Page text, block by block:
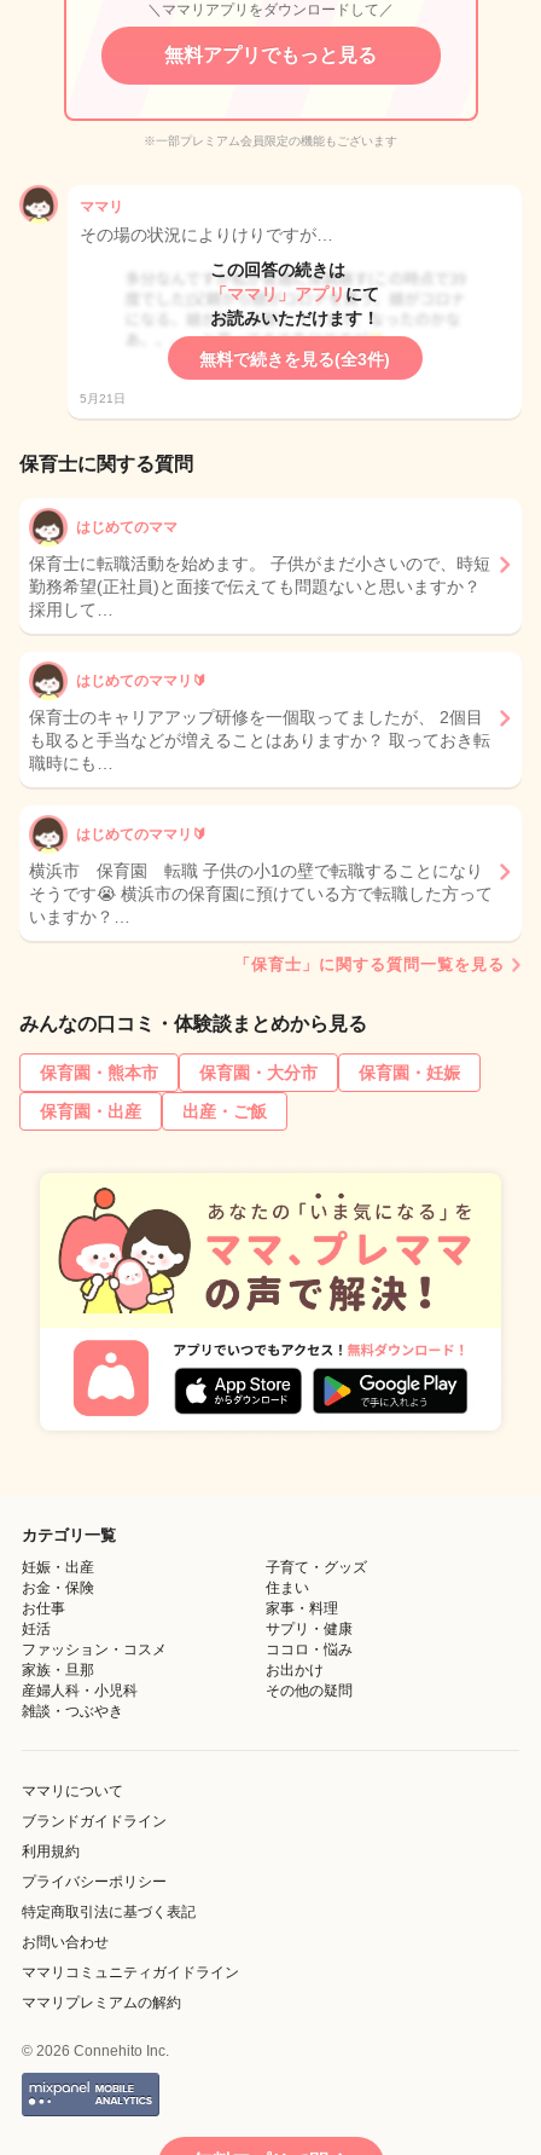
＼ママリアプリをダウンロードして／
無料アプリでもっと見る
※一部プレミアム会員限定の機能もございます
ママリ
その場の状況によりけりですが…
この回答の続きは
「ママリ」アプリ にて
お読みいただけます！
無料で続きを見る(全3件)
5月21日
保育士に関する質問
はじめてのママ
保育士に転職活動を始めます。 子供がまだ小さいので、時短
勤務希望(正社員)と面接で伝えても問題ないと思いますか？
採用して…
はじめてのママリ🔰
保育士のキャリアアップ研修を一個取ってましたが、 2個目
も取ると手当などが増えることはありますか？ 取っておき転
職時にも…
はじめてのママリ🔰
横浜市 保育園 転職 子供の小1の壁で転職することになり
そうです😭 横浜市の保育園に預けている方で転職した方って
いますか？…
「保育士」に関する質問一覧を見る
みんなの口コミ・体験談まとめから見る
保育園・熊本市 保育園・大分市
保育園・妊娠
保育園・出産
出産・ご飯
カテゴリ一覧
妊娠・出産
子育て・グッズ
お金・保険
住まい
お仕事
家事・料理
妊活
サプリ・健康
ファッション・コスメ
ココロ・悩み
家族・旦那
お出かけ
産婦人科・小児科
その他の疑問
雑談・つぶやき
ママリについて
ブランドガイドライン
利用規約
プライバシーポリシー
特定商取引法に基づく表記
お問い合わせ
ママリコミュニティガイドライン
ママリプレミアムの解約
© 2026 Connehito Inc.